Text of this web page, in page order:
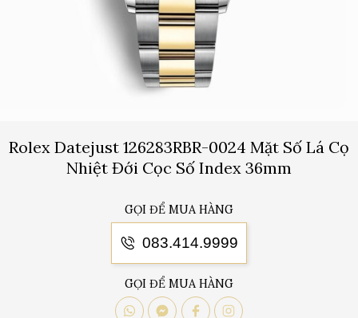
Rolex Datejust 126283RBR-0024 Mặt Số Lá Cọ
Nhiệt Đới Cọc Số Index 36mm
GỌI ĐỂ MUA HÀNG
083.414.9999
GỌI ĐỂ MUA HÀNG